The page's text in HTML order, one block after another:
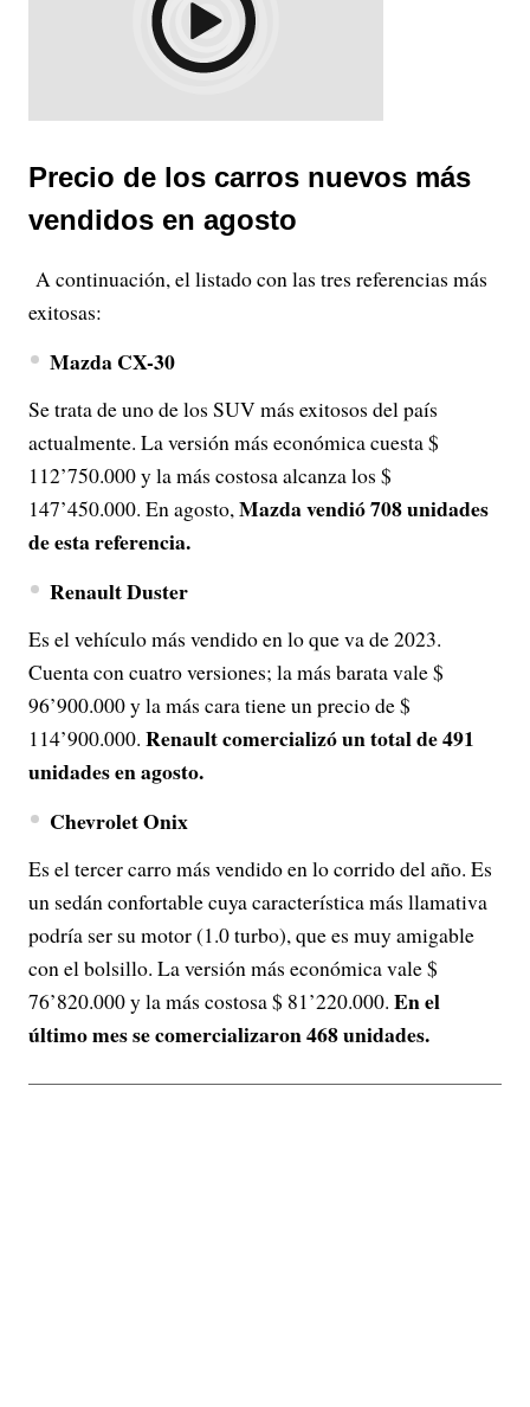
Precio de los carros nuevos más
vendidos en agosto
A continuación, el listado con las tres referencias más
exitosas:
Mazda CX-30
Se trata de uno de los SUV más exitosos del país
actualmente. La versión más económica cuesta $
112’750.000 y la más costosa alcanza los $
147’450.000. En agosto,Mazda vendió 708 unidades
de esta referencia.
Renault Duster
Es el vehículo más vendido en lo que va de 2023.
Cuenta con cuatro versiones; la más barata vale $
96’900.000 y la más cara tiene un precio de $
114’900.000. Renault comercializó un total de 491
unidades en agosto.
Chevrolet Onix
Es el tercer carro más vendido en lo corrido del año. Es
un sedán confortable cuya característica más llamativa
podría ser su motor (1.0 turbo), que es muy amigable
con el bolsillo. La versión más económica vale $
76’820.000 y la más costosa $ 81’220.000. En el
último mes se comercializaron 468 unidades.